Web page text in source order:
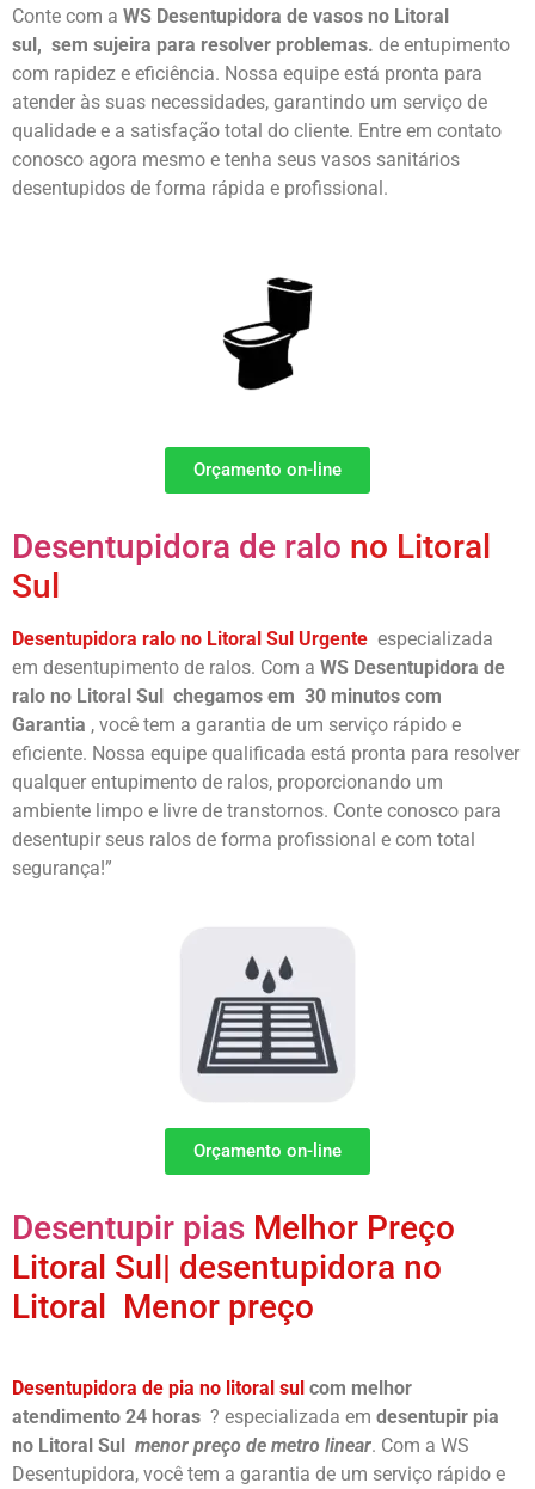
Conte com a WS Desentupidora de vasos no Litoral
sul, sem sujeira para resolver problemas. de entupimento
com rapidez e eficiência. Nossa equipe está pronta para
atender às suas necessidades, garantindo um serviço de
qualidade e a satisfação total do cliente. Entre em contato
conosco agora mesmo e tenha seus vasos sanitários
desentupidos de forma rápida e profissional.
Orçamento on-line
Desentupidora de ralo no Litoral
Sul
Desentupidora ralo no Litoral Sul Urgente especializada
em desentupimento de ralos. Com a WS Desentupidora de
ralo no Litoral Sul chegamos em 30 minutos com
Garantia , você tem a garantia de um serviço rápido e
eficiente. Nossa equipe qualificada está pronta para resolver
qualquer entupimento de ralos, proporcionando um
ambiente limpo e livre de transtornos. Conte conosco para
desentupir seus ralos de forma profissional e com total
segurança!”
Orçamento on-line
Desentupir pias Melhor Preço
Litoral Sul| desentupidora no
Litoral Menor preço
Desentupidora de pia no litoral sul com melhor
atendimento 24 horas ? especializada em desentupir pia
no Litoral Sul menor preço de metro linear. Com a WS
Desentupidora, você tem a garantia de um serviço rápido e